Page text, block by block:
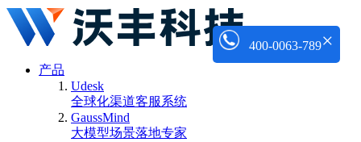
产品
Udesk
全球化渠道客服系统
GaussMind
大模型场景落地专家
400-0063-789×